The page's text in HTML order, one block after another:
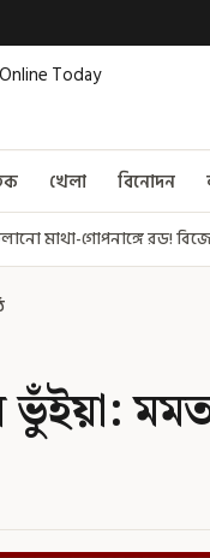
খেলা বিনোদন
অসমে নাবালিকার